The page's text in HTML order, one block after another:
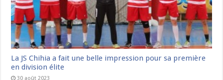
La JS Chihia a fait une belle impression pour sa première
en division élite
30 août 2023